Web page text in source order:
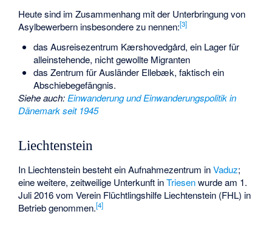
Heute sind im Zusammenhang mit der Unterbringung von
Asylbewerbern insbesondere zu nennen:[3]
das Ausreisezentrum Kærshovedgård, ein Lager für
alleinstehende, nicht gewollte Migranten
das Zentrum für Ausländer Ellebæk, faktisch ein
Abschiebegefängnis.
Siehe auch: Einwanderung und Einwanderungspolitik in
Dänemark seit 1945
Liechtenstein
In Liechtenstein besteht ein Aufnahmezentrum inVaduz;
eine weitere, zeitweilige Unterkunft inTriesenwurde am 1.
Juli 2016 vom Verein Flüchtlingshilfe Liechtenstein (FHL) in
Betrieb genommen.[4]